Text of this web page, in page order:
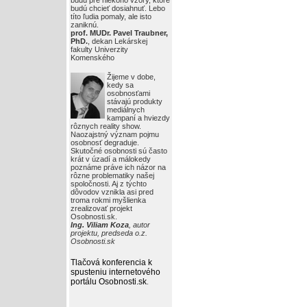
budú chcieť dosiahnuť. Lebo
títo ľudia pomaly, ale isto
zaniknú.
prof. MUDr. Pavel Traubner,
PhD. , dekan Lekárskej
fakulty Univerzity
Komenského
Žijeme v dobe,
kedy sa
osobnosťami
stávajú produkty
mediálnych
kampaní a hviezdy
rôznych reality show.
Naozajstný význam pojmu
osobnosť degraduje.
Skutočné osobnosti sú často
krát v úzadí a málokedy
poznáme práve ich názor na
rôzne problematiky našej
spoločnosti. Aj z týchto
dôvodov vznikla asi pred
troma rokmi myšlienka
zrealizovať projekt
Osobnosti.sk.
Ing. Viliam Koza , autor
projektu, predseda o.z.
Osobnosti.sk
Tlačová konferencia k
spusteniu internetového
portálu Osobnosti.sk